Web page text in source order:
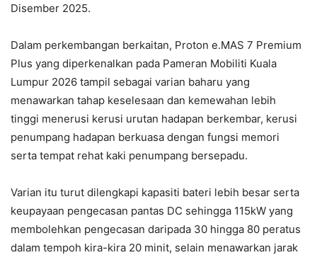
Disember 2025.
Dalam perkembangan berkaitan, Proton e.MAS 7 Premium
Plus yang diperkenalkan pada Pameran Mobiliti Kuala
Lumpur 2026 tampil sebagai varian baharu yang
menawarkan tahap keselesaan dan kemewahan lebih
tinggi menerusi kerusi urutan hadapan berkembar, kerusi
penumpang hadapan berkuasa dengan fungsi memori
serta tempat rehat kaki penumpang bersepadu.
Varian itu turut dilengkapi kapasiti bateri lebih besar serta
keupayaan pengecasan pantas DC sehingga 115kW yang
membolehkan pengecasan daripada 30 hingga 80 peratus
dalam tempoh kira-kira 20 minit, selain menawarkan jarak